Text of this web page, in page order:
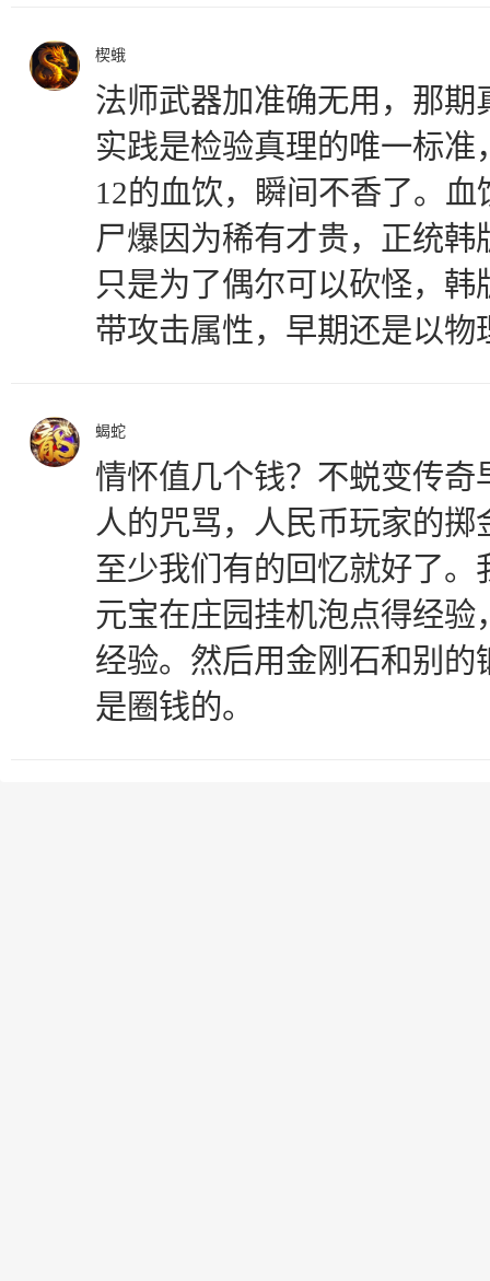
楔蛾
法师武器加准确无用，那
实践是检验真理的唯一标
12的血饮，瞬间不香了。
尸爆因为稀有才贵，正统
只是为了偶尔可以砍怪，
带攻击属性，早期还是以物
蝎蛇
情怀值几个钱？不蜕变传
人的咒骂，人民币玩家的
至少我们有的回忆就好了
元宝在庄园挂机泡点得经
经验。然后用金刚石和别
是圈钱的。